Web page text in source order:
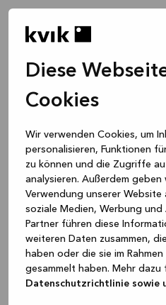
Diese
Cookies
Wir verwenden Cookies, um
personalisieren, Funktionen
zu können und die Zugriffe
analysieren. Außerdem
Verwendung unserer Website
soziale Medien, Werbung und
Partner führen diese
weiteren Daten zusammen,
haben oder die sie im
gesammelt haben. Mehr
Datenschutzrichtlinie sowie